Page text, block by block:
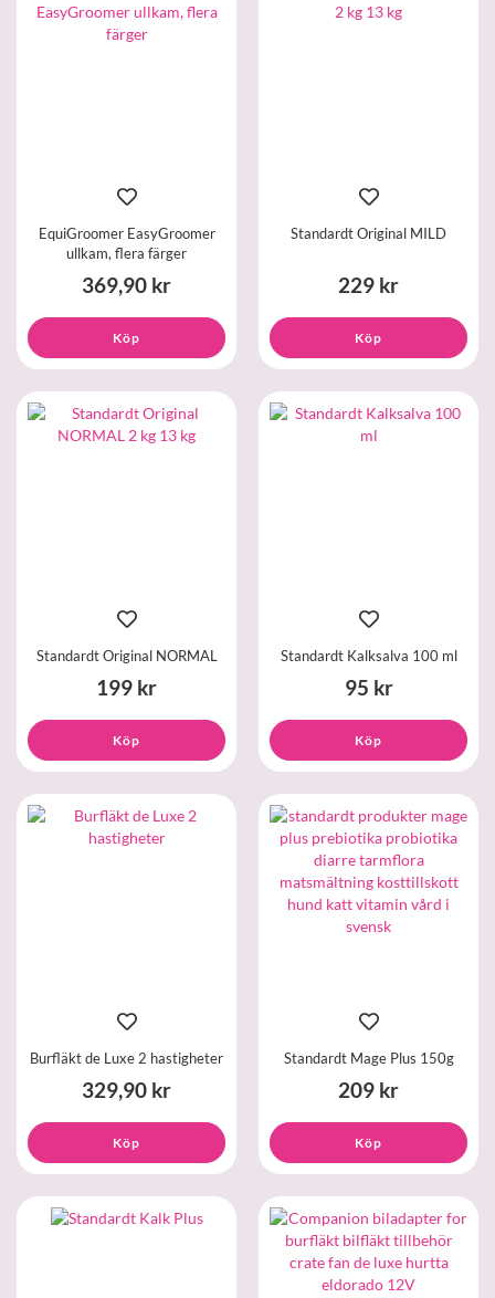
EquiGroomer EasyGroomer
ullkam, flera färger
369,90 kr
Köp
Standardt Original MILD
229 kr
Köp
Standardt Original NORMAL
199 kr
Köp
Standardt Kalksalva 100 ml
95 kr
Köp
Burfläkt de Luxe 2 hastigheter
329,90 kr
Köp
Standardt Mage Plus 150g
209 kr
Köp